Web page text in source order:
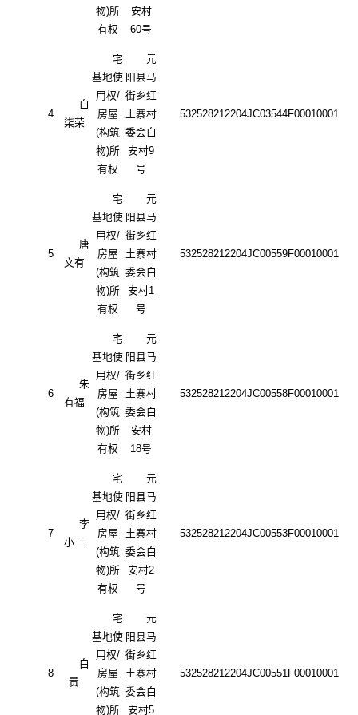
物)所
有权
安村
60号
4
白
柒荣
宅
基地使
用权/
房屋
(构筑
物)所
有权
元
阳县马
街乡红
土寨村
委会白
安村9
号
532528212204JC03544F00010001
5
唐
文有
宅
基地使
用权/
房屋
(构筑
物)所
有权
元
阳县马
街乡红
土寨村
委会白
安村1
号
532528212204JC00559F00010001
6
朱
有福
宅
基地使
用权/
房屋
(构筑
物)所
有权
元
阳县马
街乡红
土寨村
委会白
安村
18号
532528212204JC00558F00010001
7
李
小三
宅
基地使
用权/
房屋
(构筑
物)所
有权
元
阳县马
街乡红
土寨村
委会白
安村2
号
532528212204JC00553F00010001
8
白
贵
宅
基地使
用权/
房屋
(构筑
物)所
元
阳县马
街乡红
土寨村
委会白
安村5
532528212204JC00551F00010001